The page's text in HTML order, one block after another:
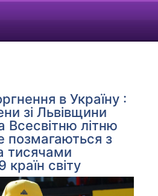
в Україну :
зі Львівщини
Всесвітню літню
позмагаються з
тисячами
країн світу